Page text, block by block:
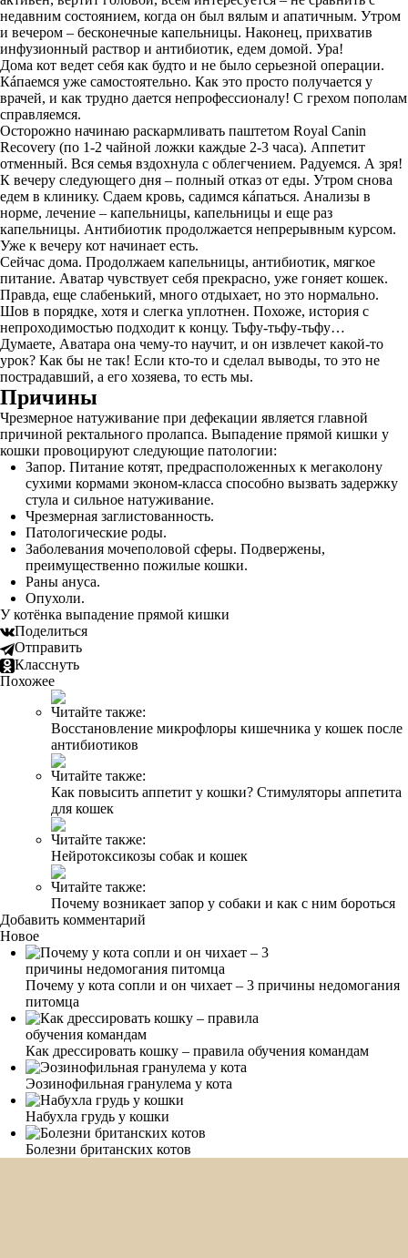
недавним состоянием, когда он был вялым и апатичным. Утром
и вечером – бесконечные капельницы. Наконец, прихватив
инфузионный раствор и антибиотик, едем домой. Ура!
Дома кот ведет себя как будто и не было серьезной операции.
Кáпаемся уже самостоятельно. Как это просто получается у
врачей, и как трудно дается непрофессионалу! С грехом пополам
справляемся.
Осторожно начинаю раскармливать паштетом Royal Canin
Recovery (по 1-2 чайной ложки каждые 2-3 часа). Аппетит
отменный. Вся семья вздохнула с облегчением. Радуемся. А зря!
К вечеру следующего дня – полный отказ от еды. Утром снова
едем в клинику. Сдаем кровь, садимся кáпаться. Анализы в
норме, лечение – капельницы, капельницы и еще раз
капельницы. Антибиотик продолжается непрерывным курсом.
Уже к вечеру кот начинает есть.
Сейчас дома. Продолжаем капельницы, антибиотик, мягкое
питание. Аватар чувствует себя прекрасно, уже гоняет кошек.
Правда, еще слабенький, много отдыхает, но это нормально.
Шов в порядке, хотя и слегка уплотнен. Похоже, история с
непроходимостью подходит к концу. Тьфу-тьфу-тьфу…
Думаете, Аватара она чему-то научит, и он извлечет какой-то
урок? Как бы не так! Если кто-то и сделал выводы, то это не
пострадавший, а его хозяева, то есть мы.
Причины
Чрезмерное натуживание при дефекации является главной
причиной ректального пролапса. Выпадение прямой кишки у
кошки провоцируют следующие патологии:
Запор. Питание котят, предрасположенных к мегаколону
сухими кормами эконом-класса способно вызвать задержку
стула и сильное натуживание.
Чрезмерная заглистованность.
Патологические роды.
Заболевания мочеполовой сферы. Подвержены,
преимущественно пожилые кошки.
Раны ануса.
Опухоли.
У котёнка выпадение прямой кишки
Поделиться
Отправить
Класснуть
Похожее
Читайте также:
Восстановление микрофлоры кишечника у кошек после
антибиотиков
Читайте также:
Как повысить аппетит у кошки? Стимуляторы аппетита
для кошек
Читайте также:
Нейротоксикозы собак и кошек
Читайте также:
Почему возникает запор у собаки и как с ним бороться
Добавить комментарий
Новое
Почему у кота сопли и он чихает – 3 причины недомогания
питомца
Как дрессировать кошку – правила обучения командам
Эозинофильная гранулема у кота
Набухла грудь у кошки
Болезни британских котов